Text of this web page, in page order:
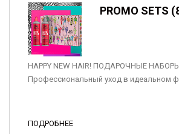
PROMO SETS
HAPPY NEW HAIR! ПОДАРОЧНЫЕ
Профессиональный уход в идеальном
ПОДРОБНЕЕ